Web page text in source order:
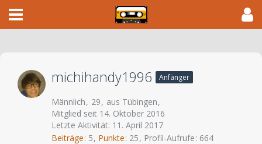
michihandy1996 Anfänger
Männlich 29
aus Tübingen
Mitglied seit 14. Oktober 2016
Letzte Aktivität: 11. April 2017
Beiträge 5 Punkte 25 Profil-Aufrufe 664